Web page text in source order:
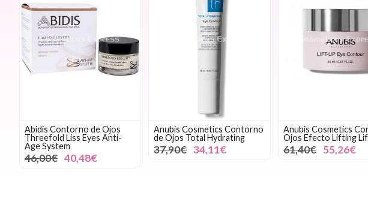
Abidis Contorno de Ojos
Threefold Liss Eyes Anti-
Age System
46,00€ 40,48€
Anubis Cosmetics Contorno
de Ojos Total Hydrating
37,90€ 34,11€
Anubis Cosmetics
Ojos Efecto Lifting
61,40€ 55,26€